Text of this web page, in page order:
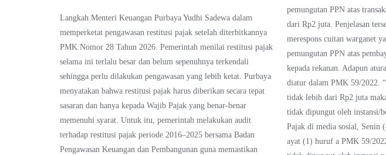
Langkah Menteri Keuangan Purbaya Yudhi Sadewa dalam
memperketat pengawasan restitusi pajak setelah diterbitkannya
PMK Nomor 28 Tahun 2026. Pemerintah menilai restitusi pajak
selama ini terlalu besar dan belum sepenuhnya terkendali
sehingga perlu dilakukan pengawasan yang lebih ketat. Purbaya
menyatakan bahwa restitusi pajak harus diberikan secara tepat
sasaran dan hanya kepada Wajib Pajak yang benar-benar
memenuhi syarat. Untuk itu, pemerintah melakukan audit
terhadap restitusi pajak periode 2016–2025 bersama Badan
Pengawasan Keuangan dan Pembangunan guna memastikan
pemungutan PPN atas
dari Rp2 juta. Penjelasan
merespons cuitan warganet
pemungutan PPN atas
kepada rekanan. Adapun
diatur dalam PMK 59/2022.
tidak lebih dari Rp2 juta
tidak dipungut oleh instansi/
Pajak di media sosial, Senin
ayat (1) huruf a PMK 59/